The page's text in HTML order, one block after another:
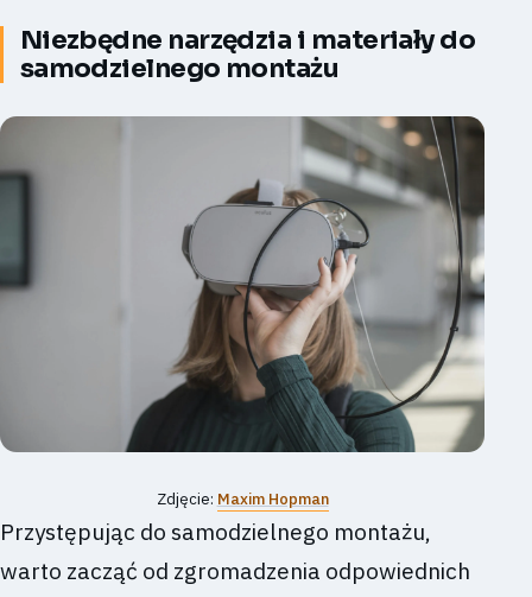
Niezbędne narzędzia i materiały do
samodzielnego montażu
Zdjęcie: Maxim Hopman
Przystępując do samodzielnego montażu,
warto zacząć od zgromadzenia odpowiednich